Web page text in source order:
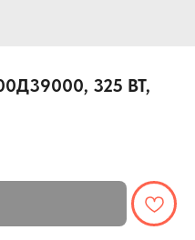
325 ВТ,